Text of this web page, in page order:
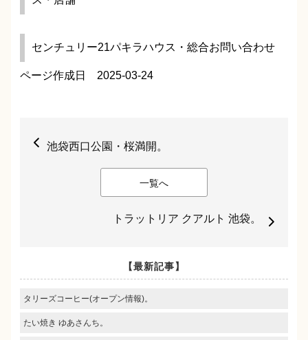
センチュリー21パキラハウス・総合お問い合わせ
ページ作成日 2025-03-24
池袋西口公園・桜満開。
一覧へ
トラットリア クアルト 池袋。
【最新記事】
タリーズコーヒー(オープン情報)。
たい焼き ゆあさんち。